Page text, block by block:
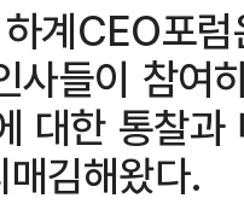
계CEO포
사들이 참여
대한 통찰
김해왔다.